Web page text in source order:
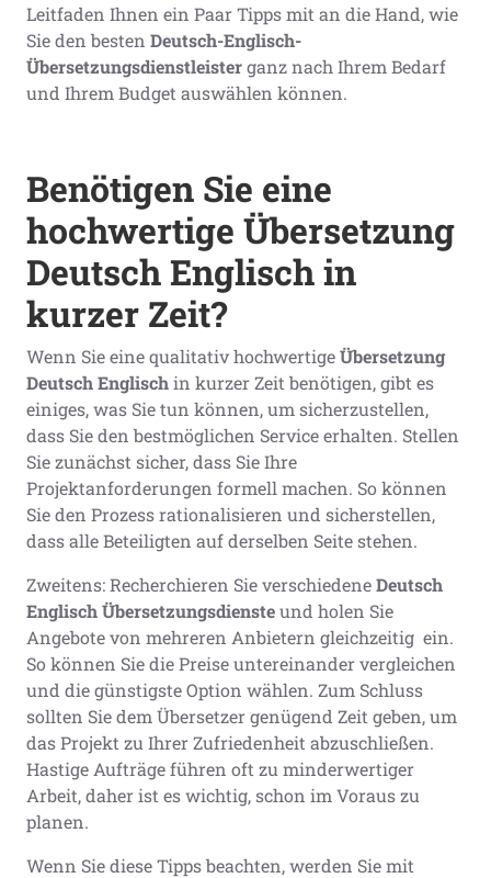
Leitfaden Ihnen ein Paar Tipps mit an die Hand, wie
Sie den besten Deutsch-Englisch-
Übersetzungsdienstleisterganz nach Ihrem Bedarf
und Ihrem Budget auswählen können.
Benötigen Sie eine
hochwertige Übersetzung
Deutsch Englisch in
kurzer Zeit?
Wenn Sie eine qualitativ hochwertigeÜbersetzung
Deutsch Englischin kurzer Zeit benötigen, gibt es
einiges, was Sie tun können, um sicherzustellen,
dass Sie den bestmöglichen Service erhalten. Stellen
Sie zunächst sicher, dass Sie Ihre
Projektanforderungen formell machen. So können
Sie den Prozess rationalisieren und sicherstellen,
dass alle Beteiligten auf derselben Seite stehen.
Zweitens: Recherchieren Sie verschiedeneDeutsch
Englisch Übersetzungsdiensteund holen Sie
Angebote von mehreren Anbietern gleichzeitig ein.
So können Sie die Preise untereinander vergleichen
und die günstigste Option wählen. Zum Schluss
sollten Sie dem Übersetzer genügend Zeit geben, um
das Projekt zu Ihrer Zufriedenheit abzuschließen.
Hastige Aufträge führen oft zu minderwertiger
Arbeit, daher ist es wichtig, schon im Voraus zu
planen.
Wenn Sie diese Tipps beachten, werden Sie mit